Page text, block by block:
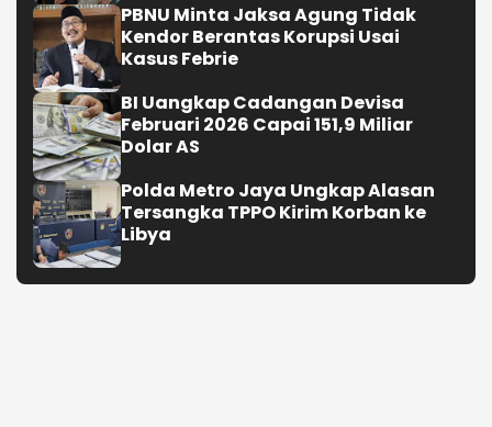
PBNU Minta Jaksa Agung Tidak
Kendor Berantas Korupsi Usai
Kasus Febrie
BI Uangkap Cadangan Devisa
Februari 2026 Capai 151,9 Miliar
Dolar AS
Polda Metro Jaya Ungkap Alasan
Tersangka TPPO Kirim Korban ke
Libya